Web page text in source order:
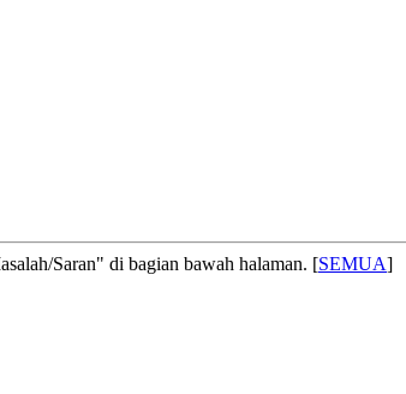
Saran" di bagian bawah halaman. [SEMUA]